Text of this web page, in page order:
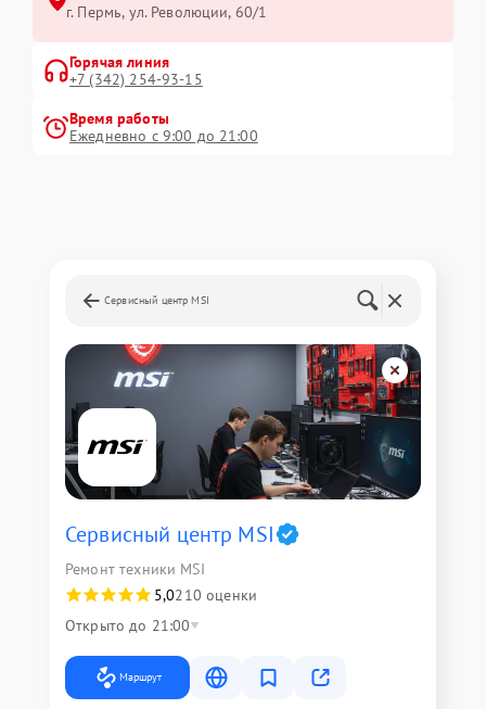
г. Пермь, ул. ​Революции, 60/1
Горячая линия
+7 (342) 254-93-15
Время работы
Ежедневно с 9:00 до 21:00
Сервисный центр MSI
Сервисный центр MSI
Ремонт техники MSI
5,0210 оценки
Открыто до 21:00
Маршрут